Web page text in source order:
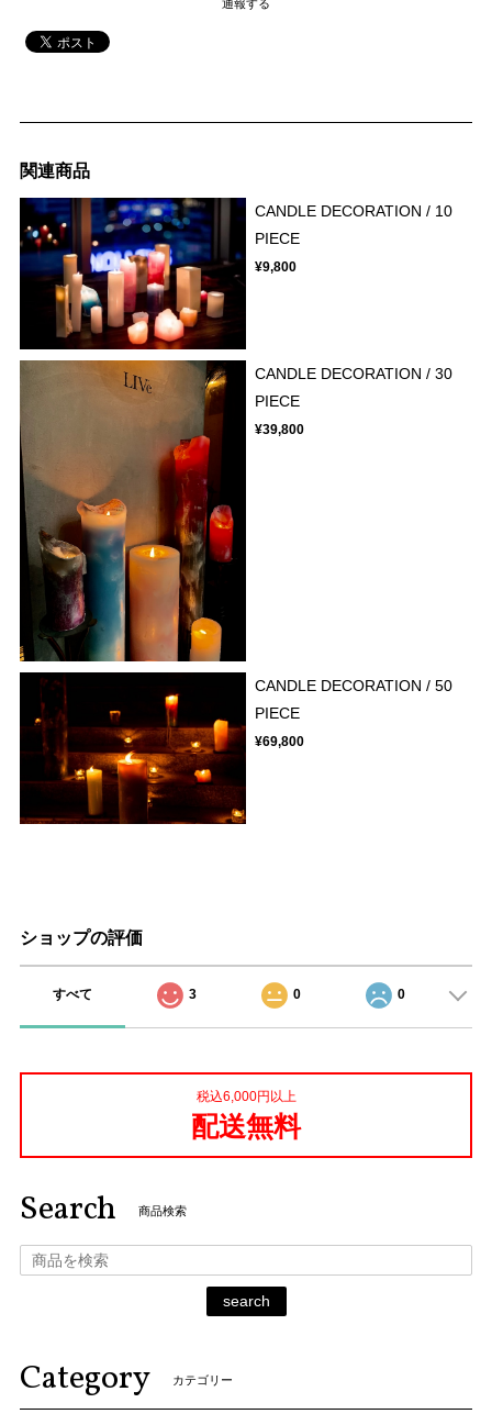
通報する
関連商品
CANDLE DECORATION / 10
PIECE
¥9,800
CANDLE DECORATION / 30
PIECE
¥39,800
CANDLE DECORATION / 50
PIECE
¥69,800
ショップの評価
すべて 3 0 0
税込6,000円以上
配送無料
Search 商品検索
search
Category カテゴリー